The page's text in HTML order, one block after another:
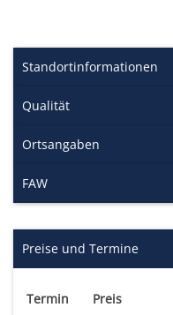
Standortinformationen
Qualität
Ortsangaben
FAW
Preise und Termine
Termin Preis